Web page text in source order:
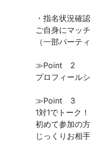
・指名状況確
ご自身にマッ
（一部パーテ
≫Point 2
プロフィール
≫Point 3
1対1でトーク
初めて参加の
じっくりお相